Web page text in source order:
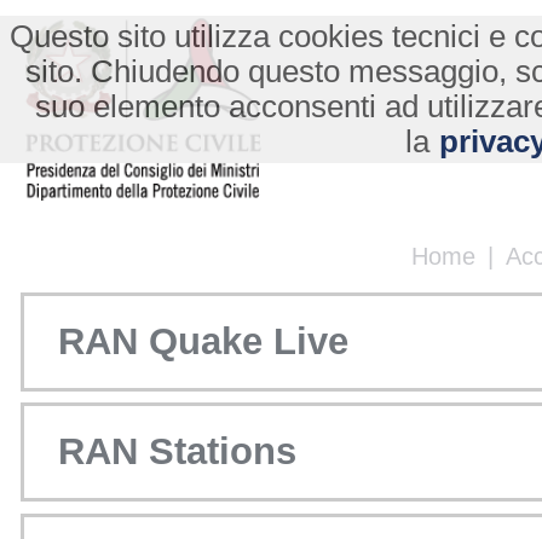
Home |
Questo sito utilizza cookies tecnici e
sito. Chiudendo questo messaggio,
suo elemento acconsenti ad
la
RAN Quake Live
RAN Stations